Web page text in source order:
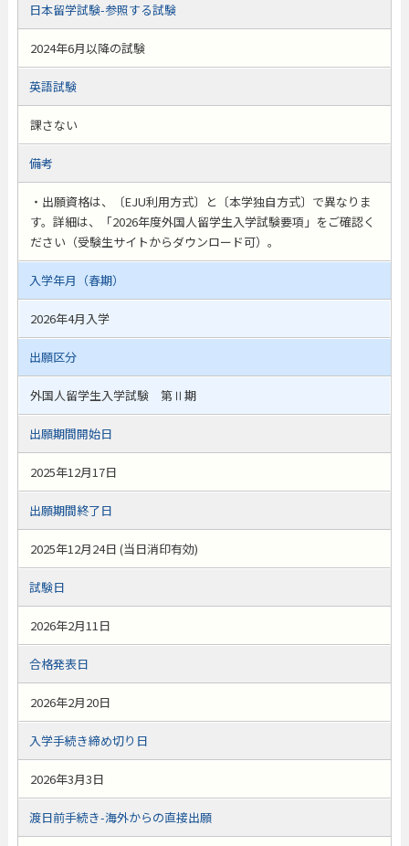
日本留学試験-参照する試験
2024年6月以降の試験
英語試験
課さない
備考
・出願資格は、〔EJU利用方式〕と〔本学独自方式〕で異なりま
す。詳細は、「2026年度外国人留学生入学試験要項」をご確認く
ださい（受験生サイトからダウンロード可）。
入学年月（春期）
2026年4月入学
出願区分
外国人留学生入学試験 第Ⅱ期
出願期間開始日
2025年12月17日
出願期間終了日
2025年12月24日 (当日消印有効)
試験日
2026年2月11日
合格発表日
2026年2月20日
入学手続き締め切り日
2026年3月3日
渡日前手続き-海外からの直接出願